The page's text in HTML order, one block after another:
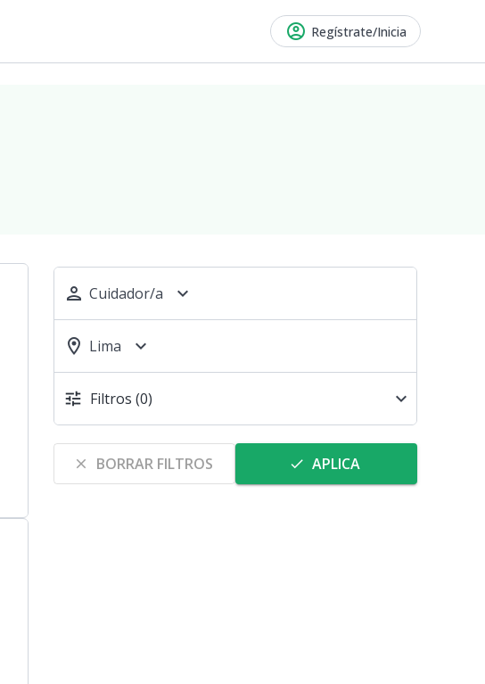
account_circle Regístrate/Inicia
person Cuidador/a keyboard_arrow_down
location_on Lima keyboard_arrow_down
tune Filtros (0) keyboard_arrow_down
close BORRAR FILTROS done APLICA